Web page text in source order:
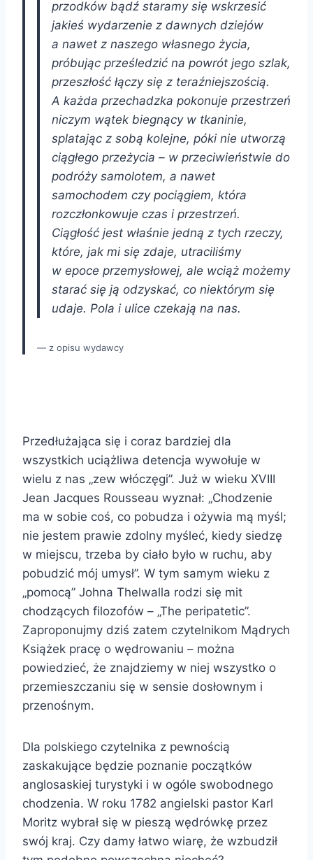
przodków bądź staramy się wskrzesić
jakieś wydarzenie z dawnych dziejów
a nawet z naszego własnego życia,
próbując prześledzić na powrót jego szlak,
przeszłość łączy się z teraźniejszością.
A każda przechadzka pokonuje przestrzeń
niczym wątek biegnący w tkaninie,
splatając z sobą kolejne, póki nie utworzą
ciągłego przeżycia – w przeciwieństwie do
podróży samolotem, a nawet
samochodem czy pociągiem, która
rozczłonkowuje czas i przestrzeń.
Ciągłość jest właśnie jedną z tych rzeczy,
które, jak mi się zdaje, utraciliśmy
w epoce przemysłowej, ale wciąż możemy
starać się ją odzyskać, co niektórym się
udaje. Pola i ulice czekają na nas.
z opisu wydawcy
Przedłużająca się i coraz bardziej dla
wszystkich uciążliwa detencja wywołuje w
wielu z nas „zew włóczęgi”. Już w wieku XVIII
Jean Jacques Rousseau wyznał: „Chodzenie
ma w sobie coś, co pobudza i ożywia mą myśl;
nie jestem prawie zdolny myśleć, kiedy siedzę
w miejscu, trzeba by ciało było w ruchu, aby
pobudzić mój umysł”. W tym samym wieku z
„pomocą” Johna Thelwalla rodzi się mit
chodzących filozofów – „The peripatetic”.
Zaproponujmy dziś zatem czytelnikom Mądrych
Książek pracę o wędrowaniu – można
powiedzieć, że znajdziemy w niej wszystko o
przemieszczaniu się w sensie dosłownym i
przenośnym.
Dla polskiego czytelnika z pewnością
zaskakujące będzie poznanie początków
anglosaskiej turystyki i w ogóle swobodnego
chodzenia. W roku 1782 angielski pastor Karl
Moritz wybrał się w pieszą wędrówkę przez
swój kraj. Czy damy łatwo wiarę, że wzbudził